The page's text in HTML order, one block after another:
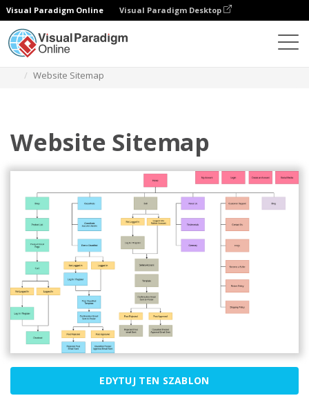
Visual Paradigm Online Visual Paradigm Desktop
Website Sitemap
Website Sitemap
EDYTUJ TEN SZABLON